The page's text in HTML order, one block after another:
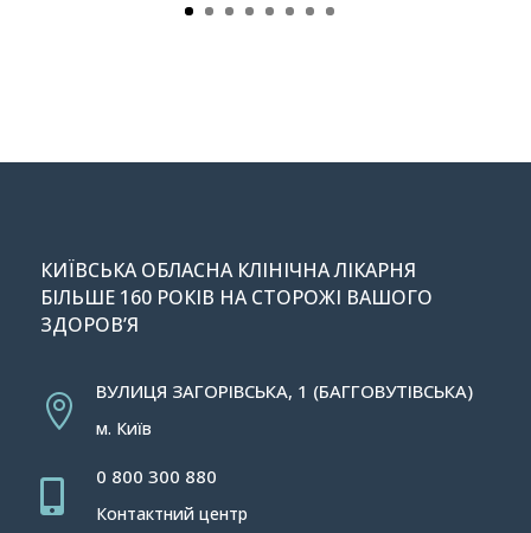
КИЇВСЬКА ОБЛАСНА КЛІНІЧНА ЛІКАРНЯ
БІЛЬШЕ 160 РОКІВ НА СТОРОЖІ ВАШОГО
ЗДОРОВ’Я

ВУЛИЦЯ ЗАГОРІВСЬКА, 1 (БАГГОВУТІВСЬКА)
м. Київ

0 800 300 880
Контактний центр